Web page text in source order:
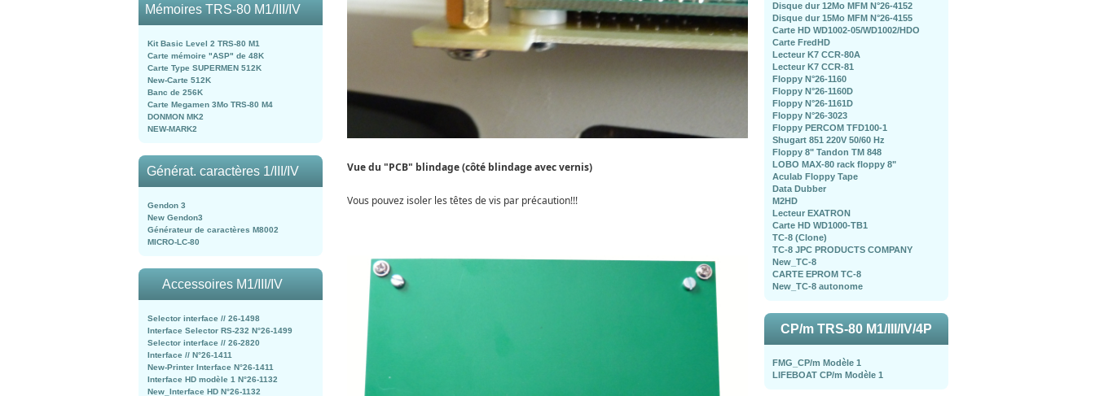
Mémoires TRS-80 M1/III/IV
Kit Basic Level 2 TRS-80 M1
Carte mémoire "ASP" de 48K
Carte Type SUPERMEN 512K
New-Carte 512K
Banc de 256K
Carte Megamen 3Mo TRS-80 M4
DONMON MK2
NEW-MARK2
Générat. caractères 1/III/IV
Gendon 3
New Gendon3
Générateur de caractères M8002
MICRO-LC-80
Accessoires M1/III/IV
Selector interface // 26-1498
Interface Selector RS-232 N°26-1499
Selector interface // 26-2820
Interface // N°26-1411
New-Printer Interface N°26-1411
Interface HD modèle 1 N°26-1132
New_Interface HD N°26-1132
Vue du "PCB" blindage (côté blindage avec vernis)
Vous pouvez isoler les têtes de vis par précaution!!!
Disque dur 12Mo MFM N°26-4152
Disque dur 15Mo MFM N°26-4155
Carte HD WD1002-05/WD1002/HDO
Carte FredHD
Lecteur K7 CCR-80A
Lecteur K7 CCR-81
Floppy N°26-1160
Floppy N°26-1160D
Floppy N°26-1161D
Floppy N°26-3023
Floppy PERCOM TFD100-1
Shugart 851 220V 50/60 Hz
Floppy 8" Tandon TM 848
LOBO MAX-80 rack floppy 8"
Aculab Floppy Tape
Data Dubber
M2HD
Lecteur EXATRON
Carte HD WD1000-TB1
TC-8 (Clone)
TC-8 JPC PRODUCTS COMPANY
New_TC-8
CARTE EPROM TC-8
New_TC-8 autonome
CP/m TRS-80 M1/III/IV/4P
FMG_CP/m Modèle 1
LIFEBOAT CP/m Modèle 1